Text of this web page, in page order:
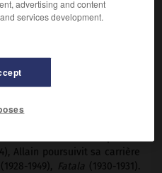
Germain-en-Laye 1969).
par Pierre Souvestre, il fit
en 1911 le personnage de
parurent pendant deux ans
unissent le style du roman
Allain poursuivit sa carrière
(1928-1949), Fatala (1930-1931).
advertising and content
services development.